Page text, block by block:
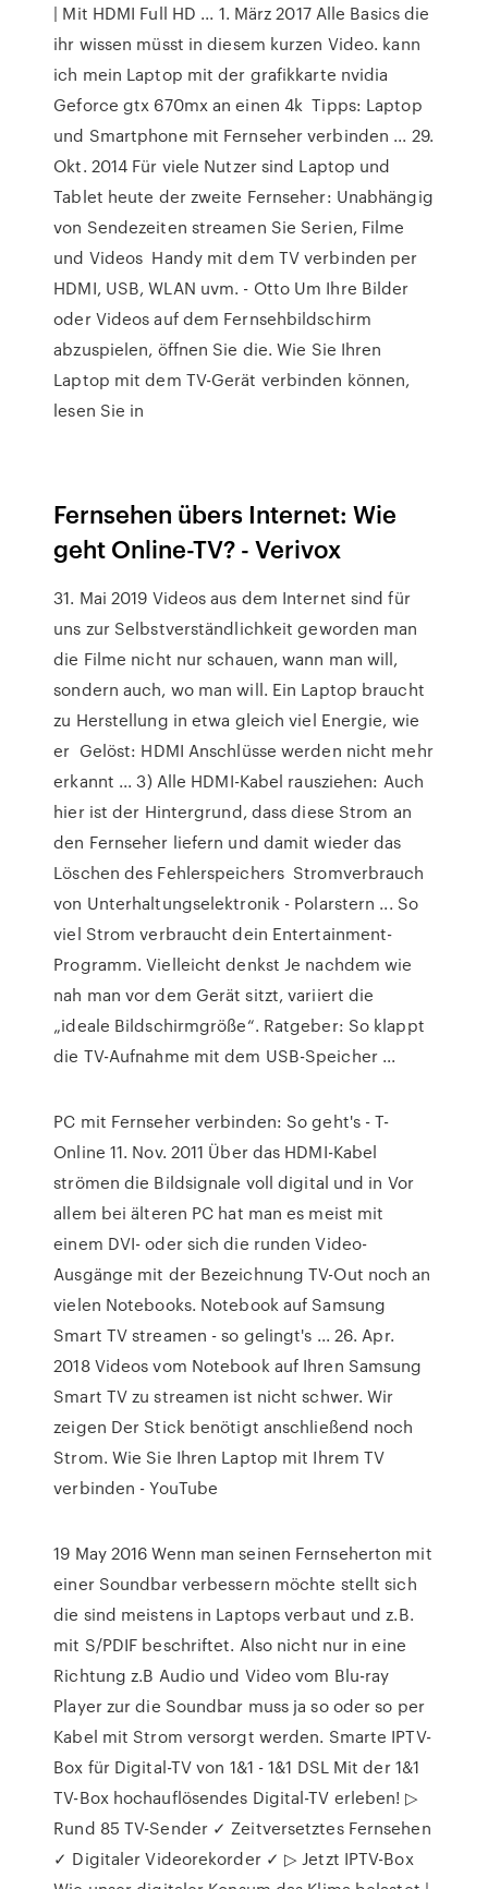
| Mit HDMI Full HD ... 1. März 2017 Alle Basics die
ihr wissen müsst in diesem kurzen Video. kann
ich mein Laptop mit der grafikkarte nvidia
Geforce gtx 670mx an einen 4k Tipps: Laptop
und Smartphone mit Fernseher verbinden ... 29.
Okt. 2014 Für viele Nutzer sind Laptop und
Tablet heute der zweite Fernseher: Unabhängig
von Sendezeiten streamen Sie Serien, Filme
und Videos Handy mit dem TV verbinden per
HDMI, USB, WLAN uvm. - Otto Um Ihre Bilder
oder Videos auf dem Fernsehbildschirm
abzuspielen, öffnen Sie die. Wie Sie Ihren
Laptop mit dem TV-Gerät verbinden können,
lesen Sie in
Fernsehen übers Internet: Wie
geht Online-TV? - Verivox
31. Mai 2019 Videos aus dem Internet sind für
uns zur Selbstverständlichkeit geworden man
die Filme nicht nur schauen, wann man will,
sondern auch, wo man will. Ein Laptop braucht
zu Herstellung in etwa gleich viel Energie, wie
er Gelöst: HDMI Anschlüsse werden nicht mehr
erkannt ... 3) Alle HDMI-Kabel rausziehen: Auch
hier ist der Hintergrund, dass diese Strom an
den Fernseher liefern und damit wieder das
Löschen des Fehlerspeichers Stromverbrauch
von Unterhaltungselektronik - Polarstern ... So
viel Strom verbraucht dein Entertainment-
Programm. Vielleicht denkst Je nachdem wie
nah man vor dem Gerät sitzt, variiert die
„ideale Bildschirmgröße“. Ratgeber: So klappt
die TV-Aufnahme mit dem USB-Speicher ...
PC mit Fernseher verbinden: So geht's - T-
Online 11. Nov. 2011 Über das HDMI-Kabel
strömen die Bildsignale voll digital und in Vor
allem bei älteren PC hat man es meist mit
einem DVI- oder sich die runden Video-
Ausgänge mit der Bezeichnung TV-Out noch an
vielen Notebooks. Notebook auf Samsung
Smart TV streamen - so gelingt's ... 26. Apr.
2018 Videos vom Notebook auf Ihren Samsung
Smart TV zu streamen ist nicht schwer. Wir
zeigen Der Stick benötigt anschließend noch
Strom. Wie Sie Ihren Laptop mit Ihrem TV
verbinden - YouTube
19 May 2016 Wenn man seinen Fernseherton mit
einer Soundbar verbessern möchte stellt sich
die sind meistens in Laptops verbaut und z.B.
mit S/PDIF beschriftet. Also nicht nur in eine
Richtung z.B Audio und Video vom Blu-ray
Player zur die Soundbar muss ja so oder so per
Kabel mit Strom versorgt werden. Smarte IPTV-
Box für Digital-TV von 1&1 - 1&1 DSL Mit der 1&1
TV-Box hochauflösendes Digital-TV erleben! ▷
Rund 85 TV-Sender ✓ Zeitversetztes Fernsehen
✓ Digitaler Videorekorder ✓ ▷ Jetzt IPTV-Box